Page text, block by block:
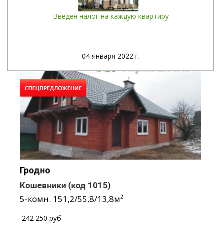
Введен налог на каждую квартиру
04января 2022 г.
Гродно
Кошевники (код 1015)
5-комн. 151,2/55,8/13,8м²
242 250 руб